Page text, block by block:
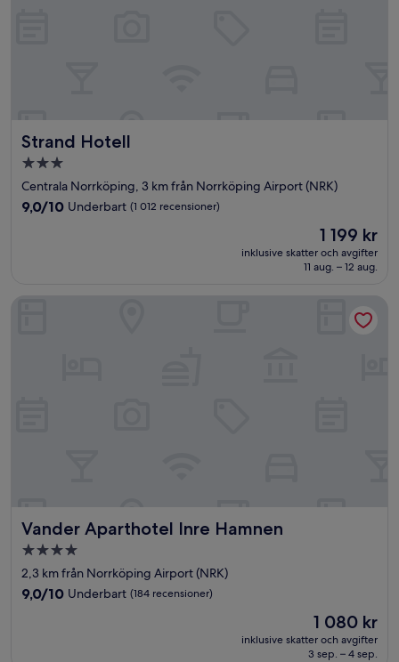
Strand Hotell
Strand Hotell
3.0-
stjärnigt
boende
Centrala Norrköping, 3 km från Norrköping Airport (NRK)
9.0
9,0/10 Underbart (1 012 recensioner)
Priset
1 199 kr
1 199 kr
inklusive skatter och avgifter
11 aug. – 12 aug.
Vander Aparthotel Inre Hamnen
Vander Aparthotel Inre Hamnen
4.0-
stjärnigt
boende
2,3 km från Norrköping Airport (NRK)
9.0
9,0/10 Underbart (184 recensioner)
Priset
är
1 080 kr
1 080 kr
inklusive skatter och avgifter
3 sep. – 4 sep.
Vander Aparthotel Inre Hamnen